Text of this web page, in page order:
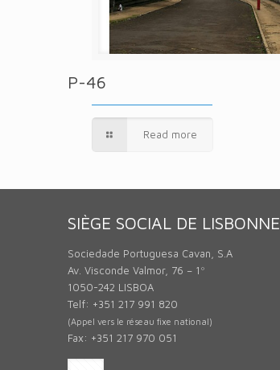
P-46
Read more
SIÈGE SOCIAL DE LISBONNE
Sociedade Portuguesa Cavan, S.A
Av. Visconde Valmor, 76 – 1º
1050-242 LISBOA
Telf: +351 217 991 820
(Appel vers le réseau fixe national)
Fax: +351 217 970 051